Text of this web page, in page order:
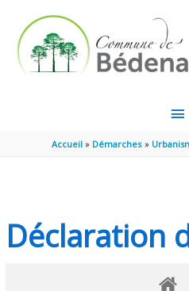
Accueil Démarches
Déclaration